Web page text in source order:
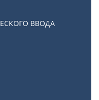
ВВОДА